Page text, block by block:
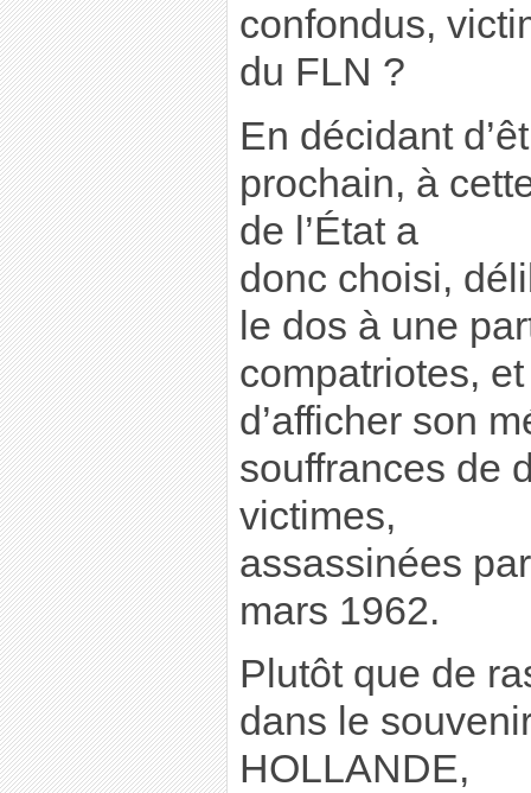
confondus,
du FLN ?
En décidant
prochain, à
de l’État a
donc choisi,
le dos à une
compatriotes, et
d’afficher son
souffrances de
victimes,
assassinées
mars 1962.
Plutôt que de
dans le
HOLLANDE,